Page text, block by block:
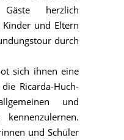
herzlich
und Eltern
durch
sich ihnen eine
Ricarda-Huch-
und
kennenzulernen.
und Schüler